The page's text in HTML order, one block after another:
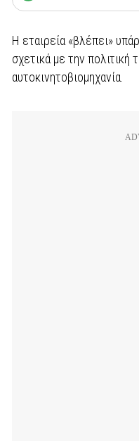
Η εταιρεία «βλέπει»
σχετικά με την πολιτική
αυτοκινητοβιομηχανία.